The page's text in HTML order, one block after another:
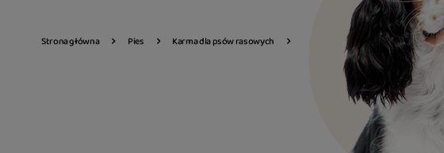
Strona główna Pies Karma dla psów rasowych